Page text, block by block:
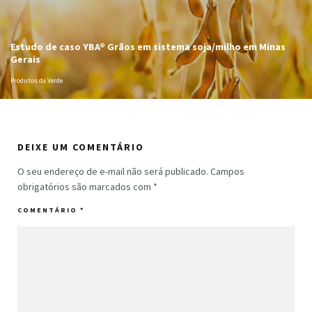
Estudo de caso YBA® Grãos em sistema soja/milho em Minas
Gerais
Produtos da Verde
DEIXE UM COMENTÁRIO
O seu endereço de e-mail não será publicado. Campos
obrigatórios são marcados com *
COMENTÁRIO *